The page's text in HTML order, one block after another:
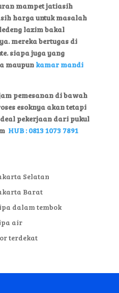
mampet jatiasih
harga untuk masalah
lazim bakal
mereka bertugas di
siapa juga yang
maupun kamar mandi
pemesanan di bawah
esoknya akan tetapi
pekerjaan dari pukul
HUB : 0813 1073 7891
Selatan
Barat
dalam tembok
air
terdekat